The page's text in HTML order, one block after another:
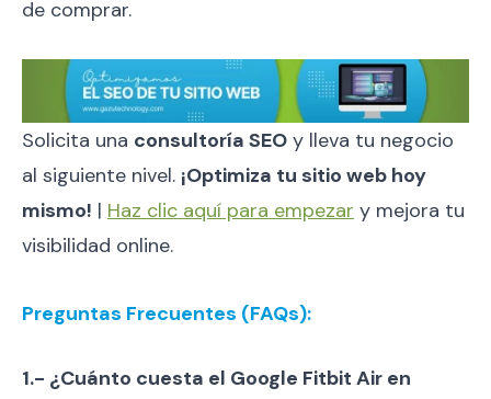
de comprar.
Solicita una consultoría SEO y lleva tu negocio
al siguiente nivel. ¡Optimiza tu sitio web hoy
mismo! | Haz clic aquí para empezar y mejora tu
visibilidad online.
Preguntas Frecuentes (FAQs):
1.- ¿Cuánto cuesta el Google Fitbit Air en